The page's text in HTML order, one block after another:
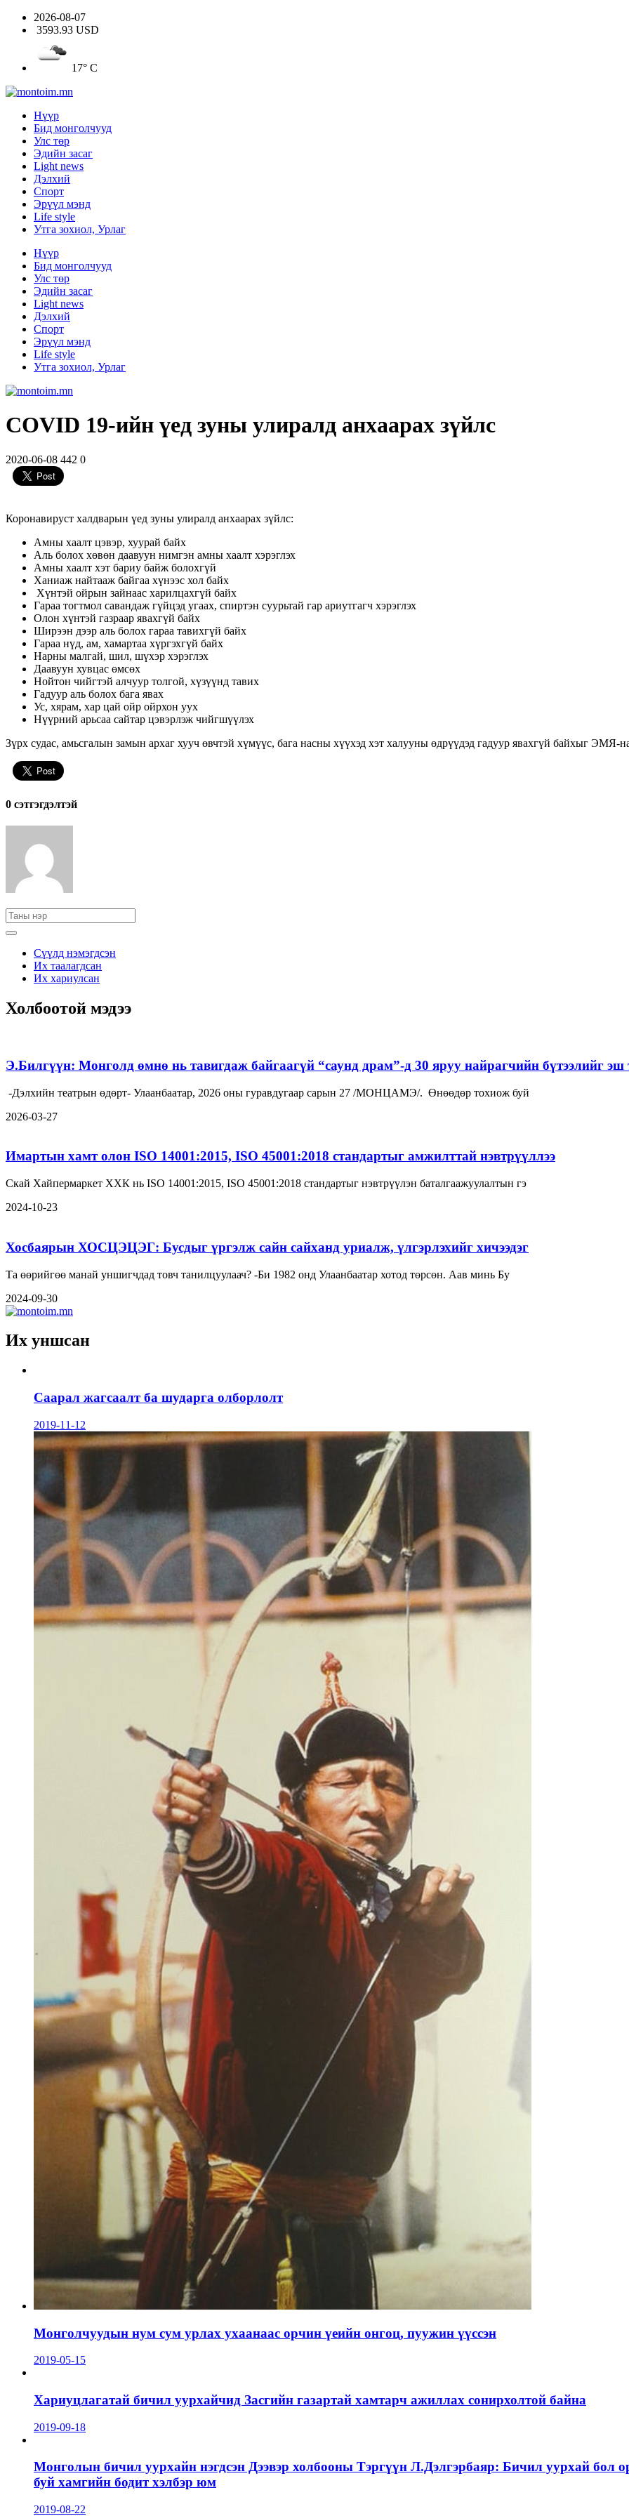
2026-08-07
3593.93 USD
17° C
Нүүр
Бид монголчууд
Улс төр
Эдийн засаг
Light news
Дэлхий
Спорт
Эрүүл мэнд
Life style
Утга зохиол, Урлаг
Нүүр
Бид монголчууд
Улс төр
Эдийн засаг
Light news
Дэлхий
Спорт
Эрүүл мэнд
Life style
Утга зохиол, Урлаг
COVID 19-ийн үед зуны улиралд анхаарах зүйлс
2020-06-08 442 0
Коронавируст халдварын үед зуны улиралд анхаарах зүйлс:
Амны хаалт цэвэр, хуурай байх
Аль болох хөвөн даавуун нимгэн амны хаалт хэрэглэх
Амны хаалт хэт бариу байж болохгүй
Ханиаж найтааж байгаа хүнээс хол байх
Хүнтэй ойрын зайнаас харилцахгүй байх
Гараа тогтмол савандаж гүйцэд угаах, спиртэн суурьтай гар ариутгагч хэрэглэх
Олон хүнтэй газраар явахгүй байх
Ширээн дээр аль болох гараа тавихгүй байх
Гараа нүд, ам, хамартаа хүргэхгүй байх
Нарны малгай, шил, шүхэр хэрэглэх
Даавуун хувцас өмсөх
Нойтон чийгтэй алчуур толгой, хүзүүнд тавих
Гадуур аль болох бага явах
Ус, хярам, хар цай ойр ойрхон уух
Нүүрний арьсаа сайтар цэвэрлэж чийгшүүлэх
Зүрх судас, амьсгалын замын архаг хууч өвчтэй хүмүүс, бага насны хүүхэд хэт халууны өдрүүдэд гадуур явахгүй байхыг ЭМЯ-
0 cэтгэгдэлтэй
Сүүлд нэмэгдсэн
Их таалагдсан
Их хариулсан
Холбоотой мэдээ
Э.Билгүүн: Монголд өмнө нь тавигдаж байгаагүй “саунд драм”-д 30 яруу найрагчийн бүтээлийг эш
-Дэлхийн театрын өдөрт- Улаанбаатар, 2026 оны гуравдугаар сарын 27 /МОНЦАМЭ/. Өнөөдөр тохиож буй
2026-03-27
Имартын хамт олон ISO 14001:2015, ISO 45001:2018 стандартыг амжилттай нэвтрүүллээ
Скай Хайпермаркет ХХК нь ISO 14001:2015, ISO 45001:2018 стандартыг нэвтрүүлэн баталгаажуулалтын гэ
2024-10-23
Хосбаярын ХОСЦЭЦЭГ: Бусдыг үргэлж сайн сайханд уриалж, үлгэрлэхийг хичээдэг
Та өөрийгөө манай уншигчдад товч танилцуулаач? -Би 1982 онд Улаанбаатар хотод төрсөн. Аав минь Бу
2024-09-30
Их уншсан
Саарал жагсаалт ба шударга олборлолт
2019-11-12
Монголчуудын нум сум урлах ухаанаас орчин үеийн онгоц, пуужин үүссэн
2019-05-15
Хариуцлагатай бичил уурхайчид Засгийн газартай хамтарч ажиллах сонирхолтой байна
2019-09-18
Монголын бичил уурхайн нэгдсэн Дээвэр холбооны Тэргүүн Л.Дэлгэрбаяр: Бичил уурхай бол
буй хамгийн бодит хэлбэр юм
2019-08-22